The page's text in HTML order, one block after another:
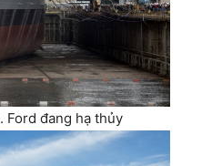
Ford đang hạ thủy